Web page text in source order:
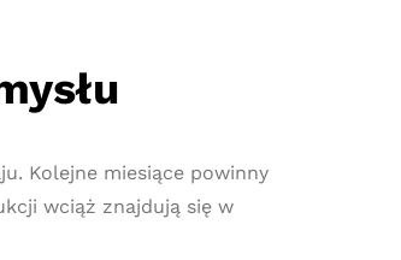
Kolejne miesiące powinny
wciąż znajdują się w